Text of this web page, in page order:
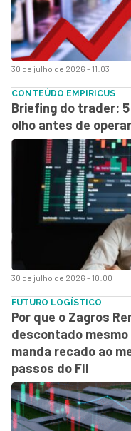
30 de julho de 2026 - 11:03
30 de julho de 2026 - 10:00
CONTEÚDO EMPIRICUS
Briefing do trader:
olho antes de
FUTURO LOGÍSTICO
Por que o Zagros
descontado mesmo
manda recado ao
passos do FII